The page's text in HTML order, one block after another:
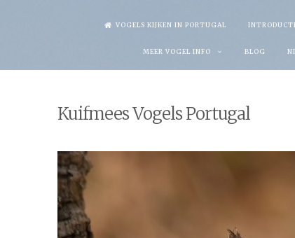
VOGELS KIJKEN IN PORTUGAL
MEER VOGEL INFO BLOG
Kuifmees Vogels Portugal